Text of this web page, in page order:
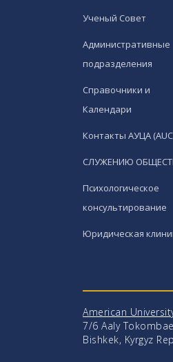
Ученый Совет
Административные
подразделения
Справочники и
Календари
Контакты АУЦА
СЛУЖЕНИЮ
Психологическое
консультирование
Юридическая
American
7/6 Aaly
Bishkek, Kyrgyz